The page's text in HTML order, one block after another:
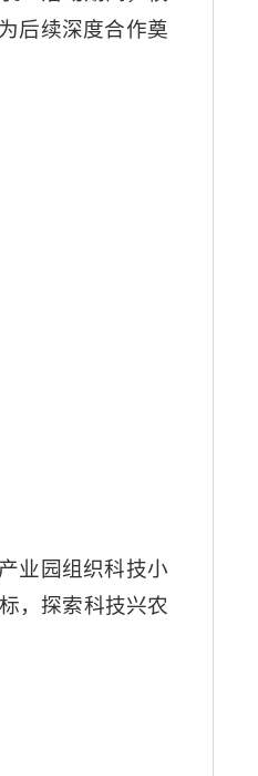
后续深度合作奠
业园组织科技小
，探索科技兴农